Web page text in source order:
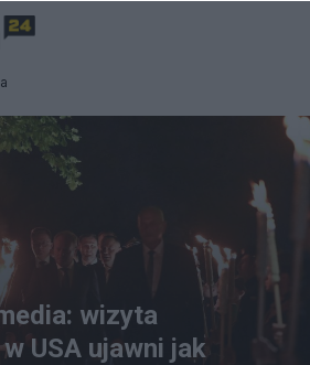
wizyta
USA ujawni jak